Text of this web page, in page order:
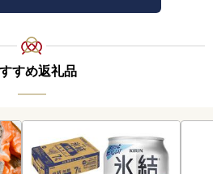
すめ返礼品